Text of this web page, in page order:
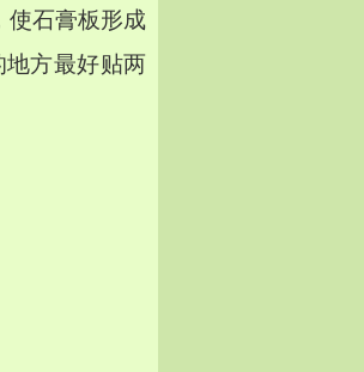
使石膏板形成
方最好贴两